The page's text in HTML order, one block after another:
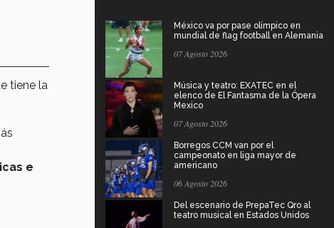
tiene la
e
México va por pase olímpico en
mundial de flag football en Alemania
07 Agosto 2026
Música y teatro: EXATEC en el
elenco de El Fantasma de la Ópera
Mexico
07 Agosto 2026
Borregos CCM van por el
campeonato en liga mayor de
americano
06 Agosto 2026
Del escenario de PrepaTec Qro al
teatro musical en Estados Unidos